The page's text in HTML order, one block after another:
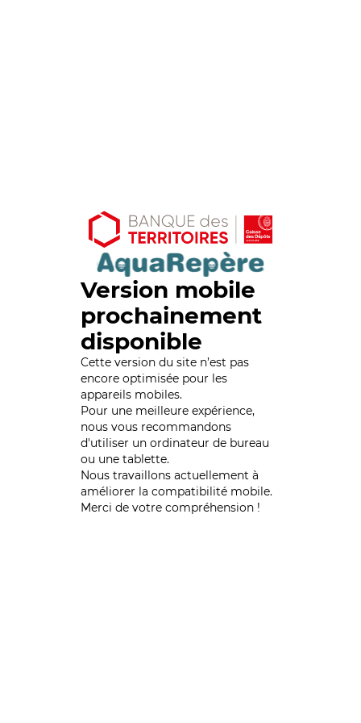
Version mobile
prochainement
disponible
Cette version du site n’est pas
encore optimisée pour les
appareils mobiles.
Pour une meilleure expérience,
nous vous recommandons
d'utiliser un ordinateur de bureau
ou une tablette.
Nous travaillons actuellement à
améliorer la compatibilité mobile.
Merci de votre compréhension !